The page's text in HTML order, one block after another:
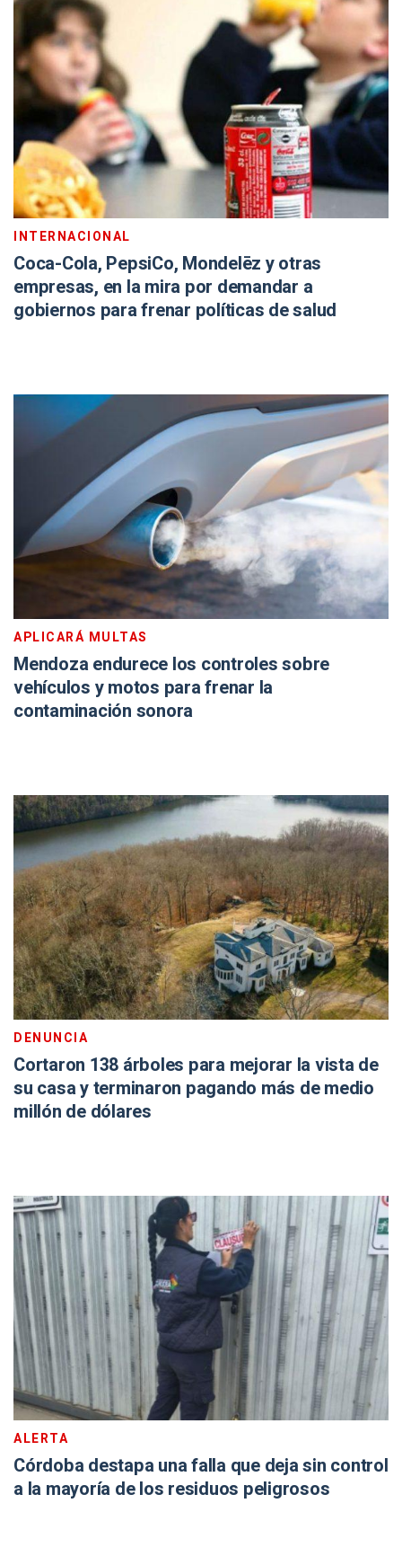
INTERNACIONAL
Coca-Cola, PepsiCo, Mondelēz y otras
empresas, en la mira por demandar a
gobiernos para frenar políticas de salud
APLICARÁ MULTAS
Mendoza endurece los controles sobre
vehículos y motos para frenar la
contaminación sonora
DENUNCIA
Cortaron 138 árboles para mejorar la vista de
su casa y terminaron pagando más de medio
millón de dólares
ALERTA
Córdoba destapa una falla que deja sin control
a la mayoría de los residuos peligrosos